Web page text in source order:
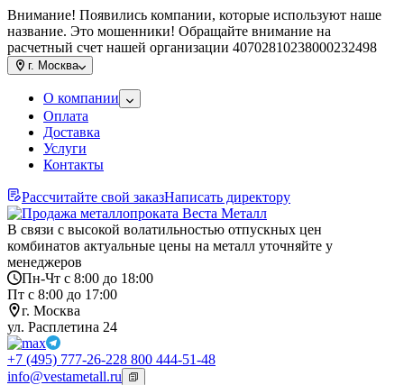
Внимание! Появились компании, которые используют наше
название. Это мошенники! Обращайте внимание на
расчетный счет нашей организации 40702810238000232498
г. Москва
О компании
Оплата
Доставка
Услуги
Контакты
Рассчитайте свой заказНаписать директору
В связи с высокой волатильностью отпускных цен
комбинатов актуальные цены на металл уточняйте у
менеджеров
Пн-Чт с 8:00 до 18:00
Пт с 8:00 до 17:00
г. Москва
ул. Расплетина 24
+7 (495) 777-26-228 800 444-51-48
info@vestametall.ru